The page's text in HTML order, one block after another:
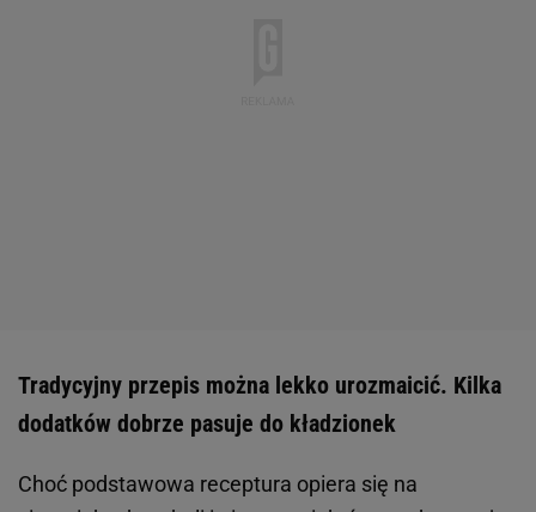
Tradycyjny przepis można lekko urozmaicić. Kilka
dodatków dobrze pasuje do kładzionek
Choć podstawowa receptura opiera się na